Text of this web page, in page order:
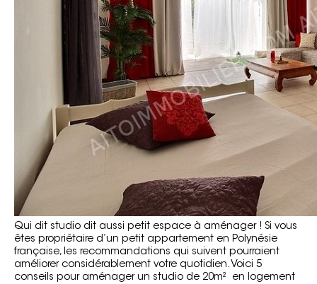
Qui dit studio dit aussi petit espace à aménager ! Si vous
êtes propriétaire d’un petit appartement en Polynésie
française, les recommandations qui suivent pourraient
améliorer considérablement votre quotidien. Voici 5
conseils pour aménager un studio de 20m² en logement